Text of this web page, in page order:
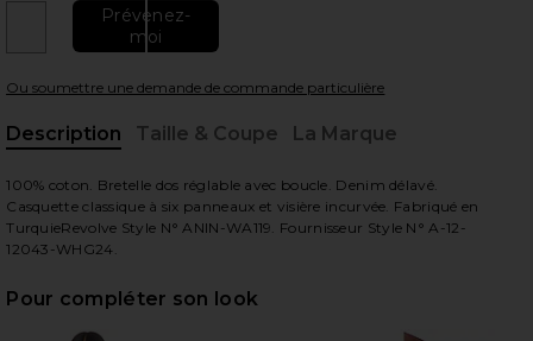
Prévenez-
moi
Ou soumettre une demande de commande particulière
Description
Taille & Coupe La Marque
100% coton. Bretelle dos réglable avec boucle. Denim délavé.
Casquette classique à six panneaux et visière incurvée. Fabriqué en
TurquieRevolve Style N° ANIN-WA119. Fournisseur Style N° A-12-
12043-WHG24.
Pour compléter son look